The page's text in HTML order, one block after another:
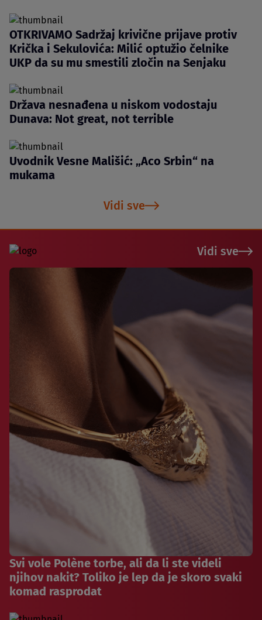
OTKRIVAMO Sadržaj krivične prijave protiv
Krička i Sekulovića: Milić optužio čelnike
UKP da su mu smestili zločin na Senjaku
Država nesnađena u niskom vodostaju
Dunava: Not great, not terrible
Uvodnik Vesne Mališić: „Aco Srbin“ na
mukama
Vidi sve
Vidi sve
Svi vole Polène torbe, ali da li ste videli
njihov nakit? Toliko je lep da je skoro svaki
komad rasprodat